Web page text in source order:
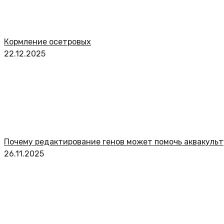
Кормление осетровых
22.12.2025
Почему редактирование генов может помочь
26.11.2025